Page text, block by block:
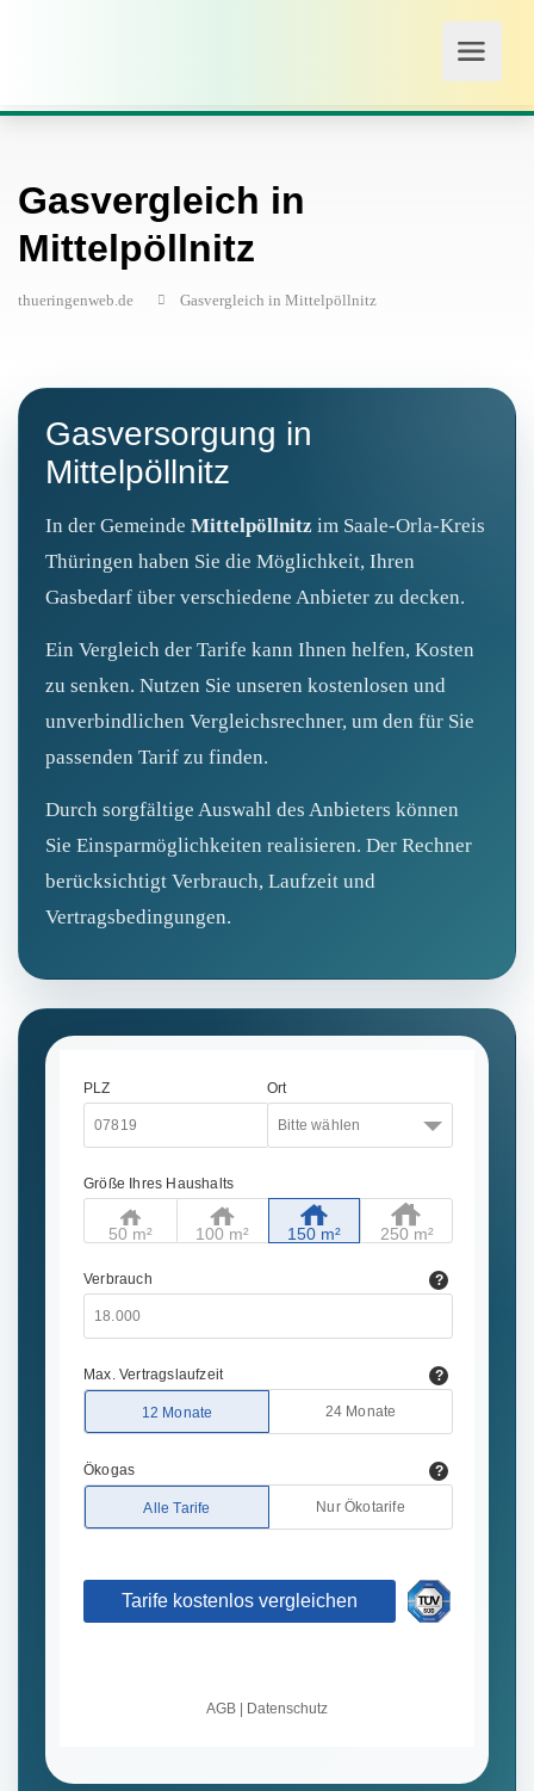
Gasvergleich in
Mittelpöllnitz
thueringenweb.de Gasvergleich in Mittelpöllnitz
Gasversorgung in
Mittelpöllnitz
In der Gemeinde Mittelpöllnitz im Saale-Orla-Kreis
Thüringen haben Sie die Möglichkeit, Ihren
Gasbedarf über verschiedene Anbieter zu decken.
Ein Vergleich der Tarife kann Ihnen helfen, Kosten
zu senken. Nutzen Sie unseren kostenlosen und
unverbindlichen Vergleichsrechner, um den für Sie
passenden Tarif zu finden.
Durch sorgfältige Auswahl des Anbieters können
Sie Einsparmöglichkeiten realisieren. Der Rechner
berücksichtigt Verbrauch, Laufzeit und
Vertragsbedingungen.